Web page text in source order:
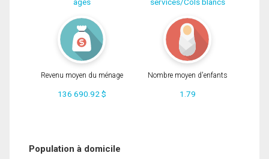
Revenu moyen du ménage
136 690.92 $
Nombre moyen d'enfants
1.79
Population à domicile